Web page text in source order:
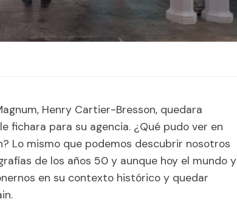
Henry Cartier-Bresson, quedara
fichara para su agencia. ¿Qué pudo ver en
Lo mismo que podemos descubrir nosotros
de los años 50 y aunque hoy el mundo y
en su contexto histórico y quedar